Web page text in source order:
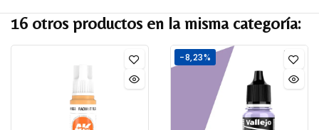
16 otros productos en la misma categoría:
-8,23%